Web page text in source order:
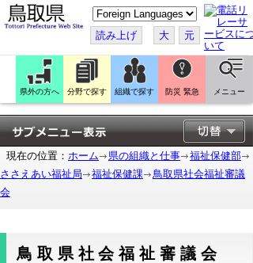
こ
の
ペ
ー
ジ
翻
訳
す
る
読み上げ 大 元
県外の方へ 分野で探す 組織で探す 防災 緊急 メニュー
現在の位置： ホーム 県の組織と仕事
福祉保健部
ささえあい福祉局
福祉保健課
鳥取県社会福祉審議
会
鳥取県社会福祉審議会